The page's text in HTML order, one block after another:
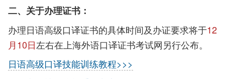
二、关于办理证书：
办理日语高级口译证书的具体时间及办证要求将于12
月10日左右在上海外语口译证书考试网另行公布。
日语高级口译技能训练教程>>>